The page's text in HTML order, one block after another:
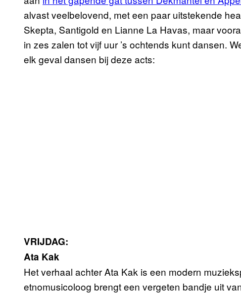
alvast veelbelovend, met een paar uitstekende
Skepta, Santigold en Lianne La Havas, maar
in zes zalen tot vijf uur ’s ochtends kunt dansen.
elk geval dansen bij deze acts:
VRIJDAG:
Ata Kak
Het verhaal achter Ata Kak is een modern
etnomusicoloog brengt een vergeten bandje uit